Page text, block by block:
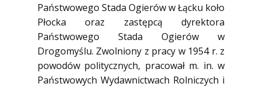
Państwowego Stada Ogierów w Łącku koło
Płocka oraz zastępcą dyrektora
Państwowego Stada Ogierów w
Drogomyślu. Zwolniony z pracy w 1954 r. z
powodów politycznych, pracował m. in. w
Państwowych Wydawnictwach Rolniczych i